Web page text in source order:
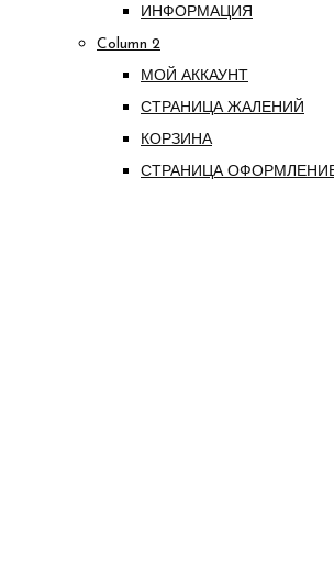
ИНФОРМАЦИЯ
Column 2
МОЙ АККАУНТ
СТРАНИЦА ЖАЛЕНИЙ
КОРЗИНА
СТРАНИЦА